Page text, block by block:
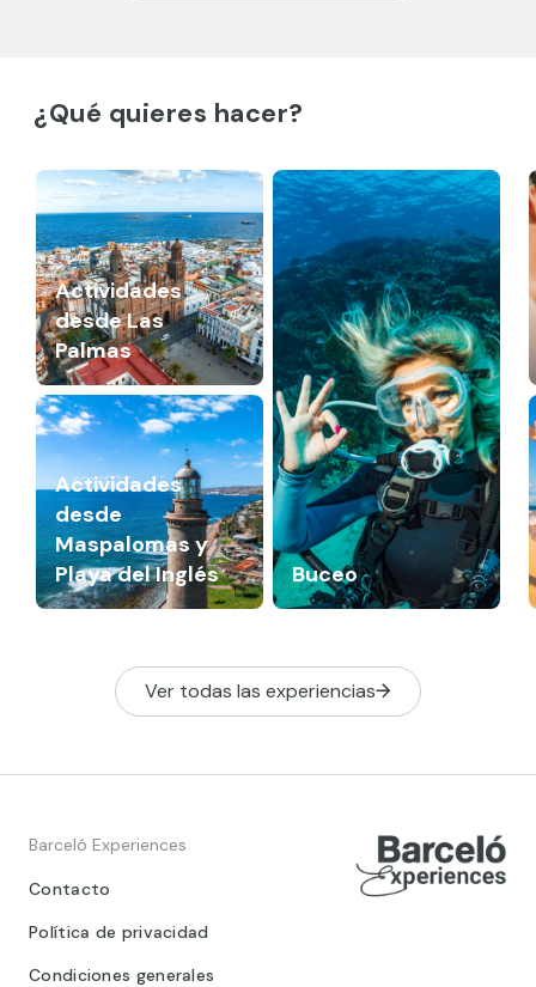
¿Qué quieres hacer?
Actividades
desde Las
Palmas
Buceo
Actividades
desde
Maspalomas y
Playa del Inglés
Ver todas las experiencias
Barceló Experiences
Contacto
Política de privacidad
Condiciones generales